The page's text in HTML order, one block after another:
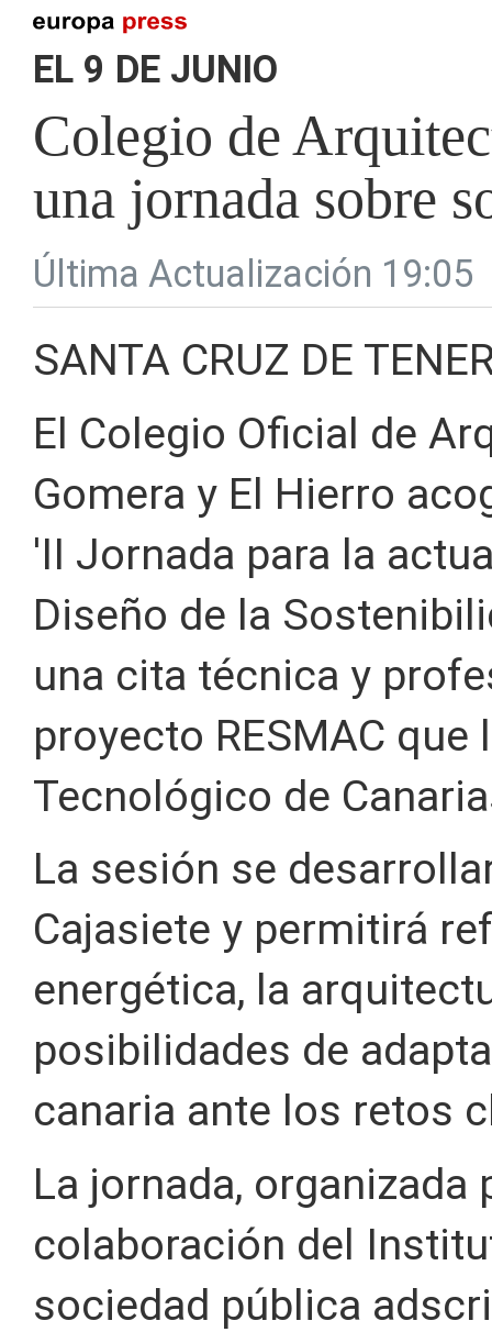
EL 9 DE JUNIO
Colegio de
una jornada sobre
Última Actualización 19:05
SANTA CRUZ DE
El Colegio Oficial de
Gomera y El Hierro
'II Jornada para la
Diseño de la
una cita técnica y
proyecto RESMAC
Tecnológico de
La sesión se
Cajasiete y permitirá
energética, la
posibilidades de
canaria ante los retos
La jornada, organizada
colaboración del
sociedad pública